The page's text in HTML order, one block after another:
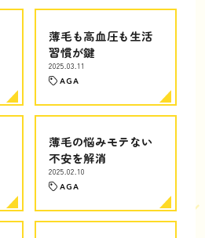
薄毛も高血圧も生活
習慣が鍵
2025.03.11
AGA
薄毛の悩みモテない
不安を解消
2025.02.10
AGA